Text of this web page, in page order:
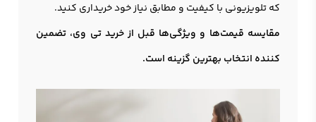
که تلویزیونی با کیفیت و مطابق نیاز خود خریداری کنید.
مقایسه قیمت‌ها و ویژگی‌ها قبل از خرید تی وی، تضمین
کننده انتخاب بهترین گزینه است.